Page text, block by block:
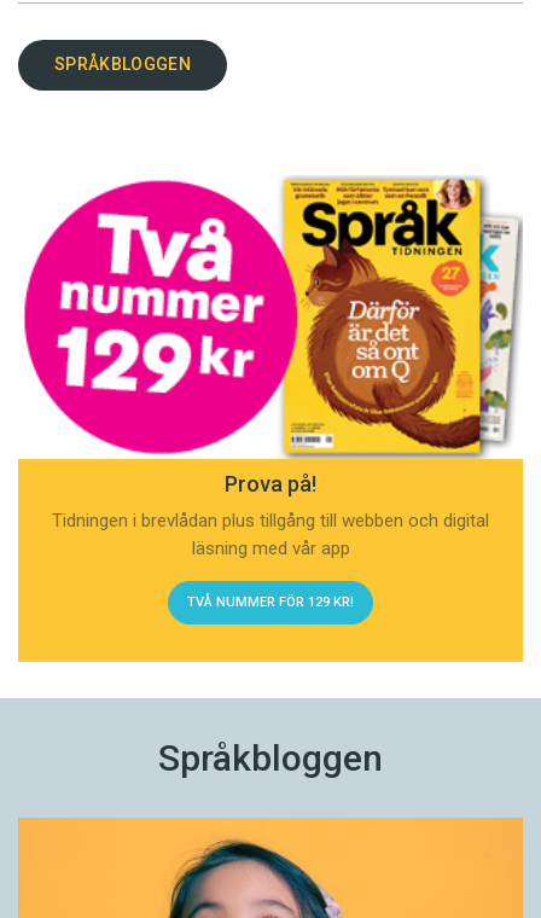
SPRÅKBLOGGEN
Prova på!
Tidningen i brevlådan plus tillgång till webben och digital
läsning med vår app
TVÅ NUMMER FÖR 129 KR!
Språkbloggen